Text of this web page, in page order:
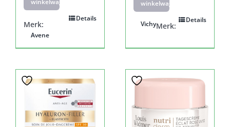
winkelwagen
Details
Merk:
Avene
winkelwagen
Details
Merk:
Vichy